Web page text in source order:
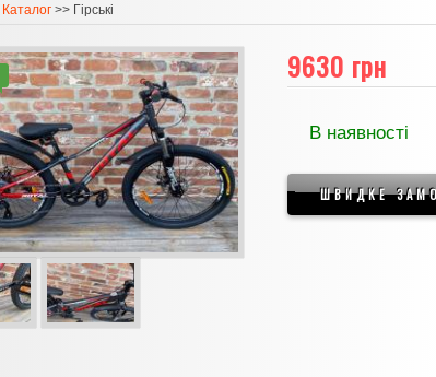
Каталог >> Гірські
9630 грн
В наявності
ШВИДКЕ